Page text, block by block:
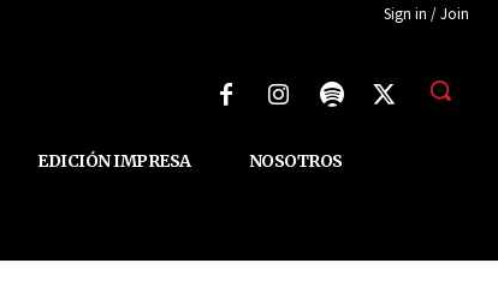
Sign in / Join
EDICIÓN IMPRESA NOSOTROS